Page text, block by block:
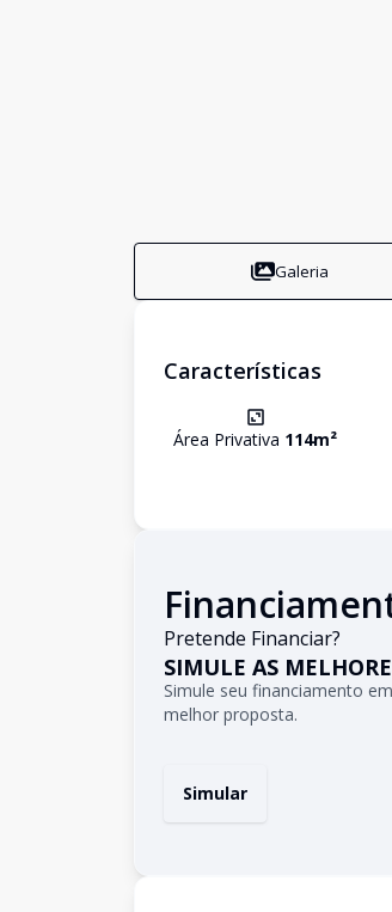
Galeria
Características
Área Privativa 114m²
Pretende Financiar?
SIMULE AS
Simule seu financiamento
melhor proposta.
Simular